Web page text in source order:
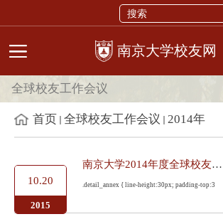
校友网
全球校友工作会议
首页 全球校友工作会议 2014年
10.20
2015
南京大学2014年度全球校友工作会议纪要——校学生工作处姜辉副处长...
.detail_annex { line-height:30px; padding-top:3